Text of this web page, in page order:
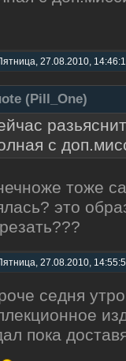
27.08.2010,
(Pill_One)
с
тоже
это
27.08.2010,
седня
пока